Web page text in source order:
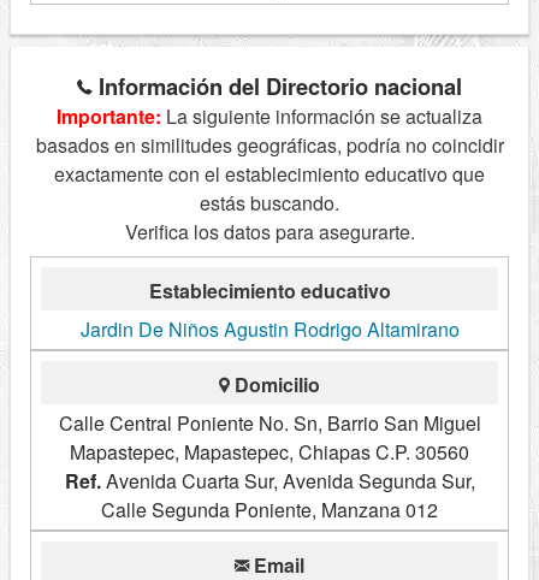
Información del Directorio nacional
Importante: La siguiente información se actualiza
basados en similitudes geográficas, podría no coincidir
exactamente con el establecimiento educativo que
estás buscando.
Verifica los datos para asegurarte.
Establecimiento educativo
Jardin De Niños Agustin Rodrigo Altamirano
Domicilio
Calle Central Poniente No. Sn, Barrio San Miguel
Mapastepec, Mapastepec, Chiapas C.P. 30560
Ref.Avenida Cuarta Sur, Avenida Segunda Sur,
Calle Segunda Poniente, Manzana 012
Email